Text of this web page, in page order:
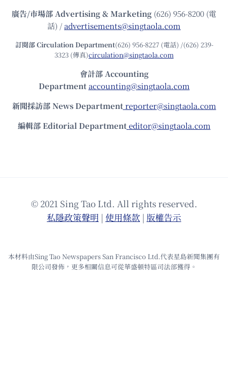
廣告/市場部Advertising & Marketing (626) 956-8200 (電
話) /advertisements@singtaola.com
訂閱部 Circulation Department(626) 956-8227 (電話) /(626) 239-
3323 (傳真)circulation@singtaola.com
會計部 Accounting
Department accounting@singtaola.com
新聞採訪部 News Department reporter@singtaola.com
編輯部 Editorial Department editor@singtaola.com
© 2021 Sing Tao Ltd. All rights reserved.
私隱政策聲明 | 使⽤條款 | 版權告⽰
本材料由Sing Tao Newspapers San Francisco Ltd.代表星島新聞集團有
限公司發佈，更多相關信息可從華盛頓特區司法部獲得。